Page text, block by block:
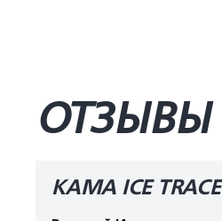
ОТЗЫВЫ
КАМА ICE TRACE